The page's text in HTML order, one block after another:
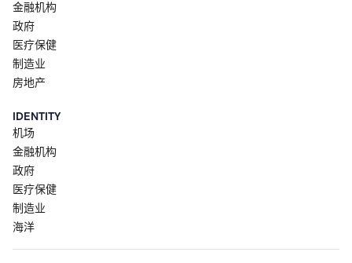
金融机构
政府
医疗保健
制造业
房地产
IDENTITY
机场
金融机构
政府
医疗保健
制造业
海洋